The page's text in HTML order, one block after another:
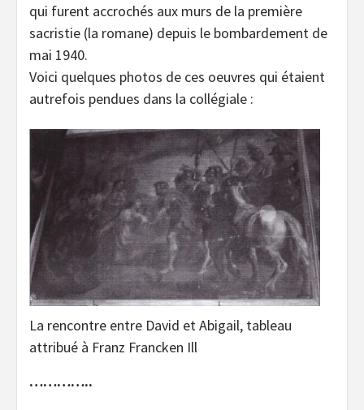
qui furent accrochés aux murs de la première
sacristie (la romane) depuis le bombardement de
mai 1940.
Voici quelques photos de ces oeuvres qui étaient
autrefois pendues dans la collégiale :
La rencontre entre David et Abigail, tableau
attribué à Franz Francken Ill
…………..